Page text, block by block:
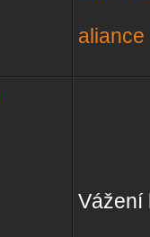
aliance
Vážení